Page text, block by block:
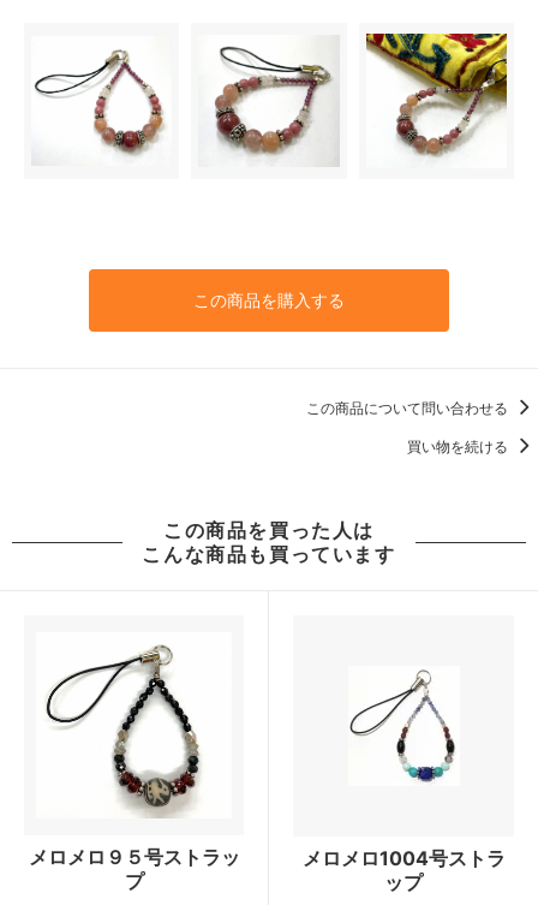
この商品を購入する
この商品について問い合わせる
買い物を続ける
この商品を買った人は
こんな商品も買っています
メロメロ９５号ストラッ
プ
メロメロ1004号ストラ
ップ